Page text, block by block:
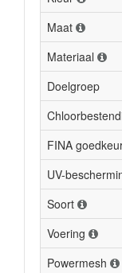
Maat
Materiaal
Doelgroep
FINA
UV-
Soort
Voering
Powermesh